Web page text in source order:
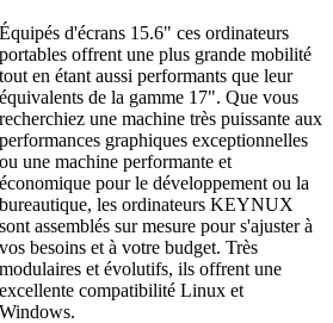
Équipés d'écrans 15.6" ces ordinateurs
portables offrent une plus grande mobilité
tout en étant aussi performants que leur
équivalents de la gamme 17". Que vous
recherchiez une machine très puissante aux
performances graphiques exceptionnelles
ou une machine performante et
économique pour le développement ou la
bureautique, les ordinateurs KEYNUX
sont assemblés sur mesure pour s'ajuster à
vos besoins et à votre budget. Très
modulaires et évolutifs, ils offrent une
excellente compatibilité Linux et
Windows.